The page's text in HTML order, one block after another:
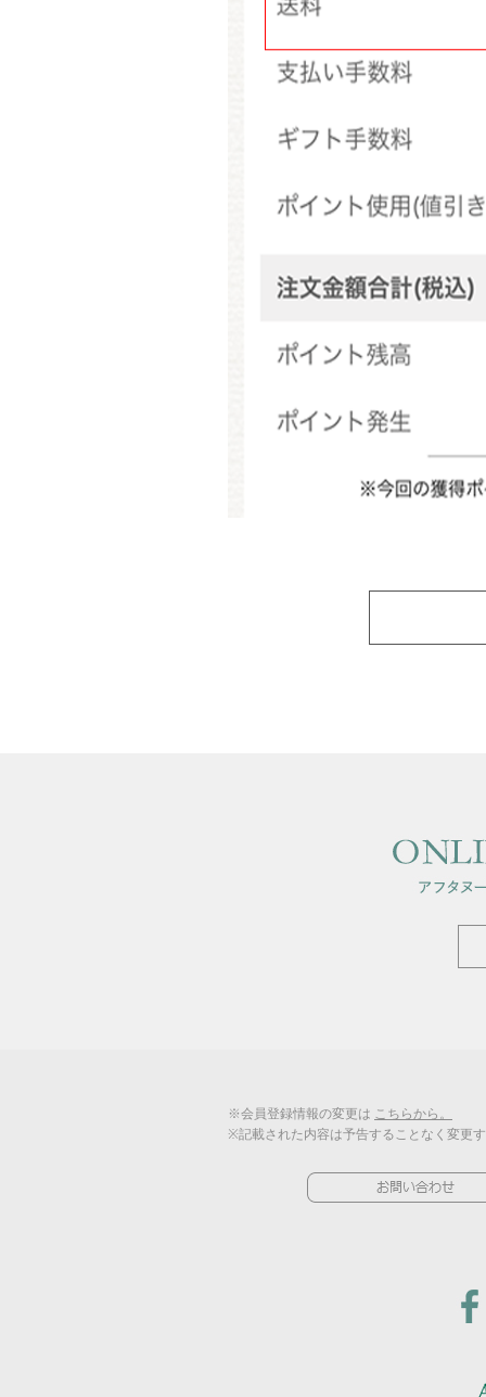
※会員登録情報の変更は こちらから。
※記載された内容は予告することなく変更